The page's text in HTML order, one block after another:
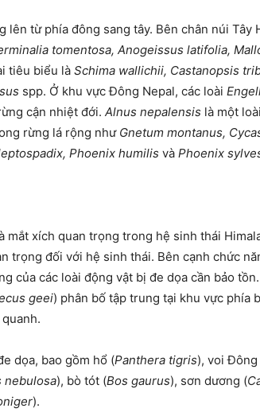
lên từ phía đông sang tây. Bên chân núi
tomentosa, Anogeissus latifolia,
tiêu biểu là Schima wallichii, Castanopsis
spp. Ở khu vực Đông Nepal, các loài
cận nhiệt đới. Alnus nepalensis là một
rừng lá rộng như Gnetum montanus,
Phoenix humilis và Phoenix
xích quan trọng trong hệ sinh thái
trọng đối với hệ sinh thái. Bên cạnh chức
của các loài động vật bị đe dọa cần bảo tồn.
geei) phân bố tập trung tại khu vực phía
dọa, bao gồm hổ (Panthera tigris), voi Đông
nebulosa), bò tót (Bos gaurus), sơn dương (
).